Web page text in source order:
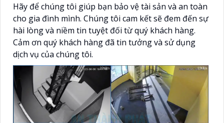
Hãy để chúng tôi giúp bạn bảo vệ tài sản và an toàn
cho gia đình mình. Chúng tôi cam kết sẽ đem đến sự
hài lòng và niềm tin tuyệt đối từ quý khách hàng.
Cảm ơn quý khách hàng đã tin tưởng và sử dụng
dịch vụ của chúng tôi.